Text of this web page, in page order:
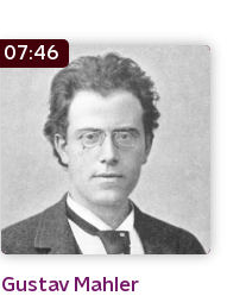
07:46
Gustav Mahler